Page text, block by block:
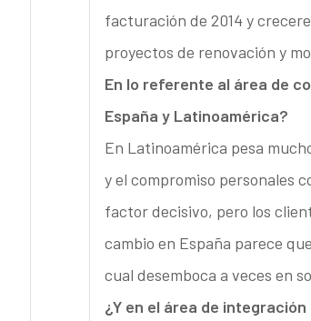
facturación de 2014 y
proyectos de renovación y
En lo referente al área de
España y Latinoamérica?
En Latinoamérica pesa
y el compromiso personales
factor decisivo, pero los
cambio en España parece
cual desemboca a veces en
¿Y en el área de